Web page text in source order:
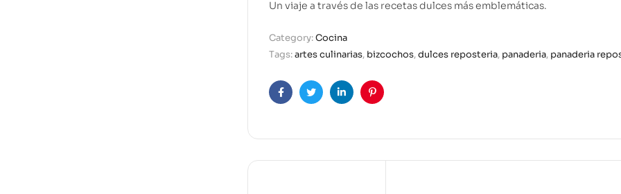
Un viaje a través de las recetas dulces más emblemáticas.
Category:Cocina
Tags:artes culinarias, bizcochos,dulces reposteria, panaderia, panaderia
FacebookTwitterLinkedinPinterest